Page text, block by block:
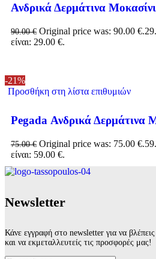
Ανδρικά Δερμάτινα
90.00€ Original price was: 90.00 €.
είναι: 29.00 €.
-21%
Προσθήκη στη λίστα επιθυμιών
Pegada Ανδρικά Δερμάτινα
75.00€ Original price was: 75.00 €.
είναι: 59.00 €.
Νewsletter
Κάνε εγγραφή στο newsletter για να βλέπεις
και να εκμεταλλευτείς τις προσφορές μας!